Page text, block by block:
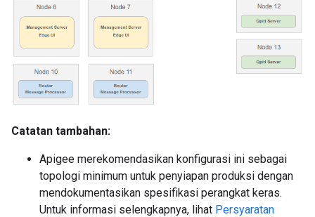
Catatan tambahan:
Apigee merekomendasikan konfigurasi ini sebagai
topologi minimum untuk penyiapan produksi dengan
mendokumentasikan spesifikasi perangkat keras.
Untuk informasi selengkapnya, lihat Persyaratan